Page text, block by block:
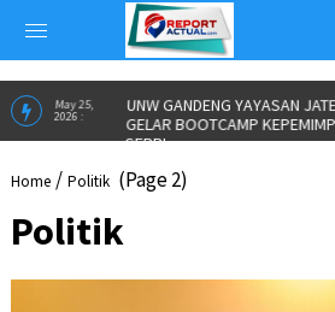
May 25,
2026 :
UNW GANDENG YAYASAN
GELAR BOOTCAMP
SERBI
Home / Politik (Page 2)
Politik